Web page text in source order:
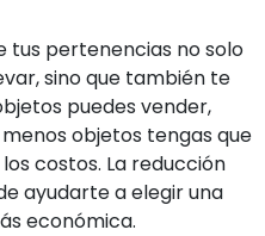
tus pertenencias no solo
sino que también te
puedes vender,
objetos tengas que
costos. La reducción
ayudarte a elegir una
económica.